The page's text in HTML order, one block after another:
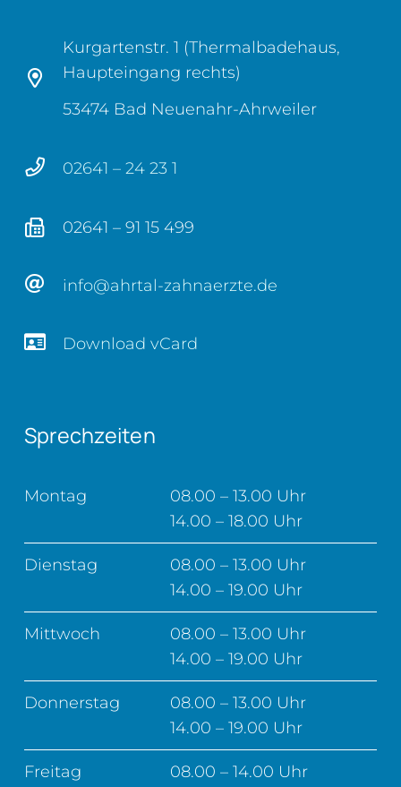
Kurgartenstr. 1 (Thermalbadehaus,
Haupteingang rechts)
53474 Bad Neuenahr-Ahrweiler
02641 – 24 23 1
02641 – 91 15 499
info@ahrtal-zahnaerzte.de
Download vCard
Sprechzeiten
Montag
08.00 – 13.00 Uhr
14.00 – 18.00 Uhr
Dienstag
08.00 – 13.00 Uhr
14.00 – 19.00 Uhr
Mittwoch
08.00 – 13.00 Uhr
14.00 – 19.00 Uhr
Donnerstag
08.00 – 13.00 Uhr
14.00 – 19.00 Uhr
Freitag 08.00 – 14.00 Uhr